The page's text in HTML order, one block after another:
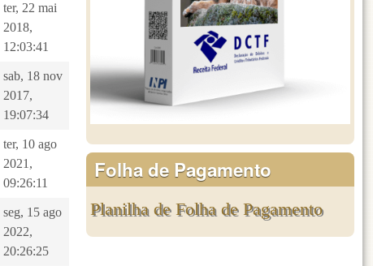
ter, 22 mai
2018,
12:03:41
sab, 18 nov
2017,
19:07:34
ter, 10 ago
2021,
09:26:11
seg, 15 ago
2022,
20:26:25
Folha de Pagamento
Planilha de Folha de Pagamento